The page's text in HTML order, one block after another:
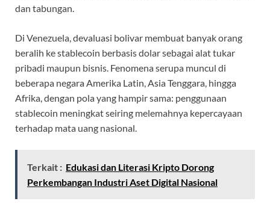
dan tabungan.
Di Venezuela, devaluasi bolivar membuat banyak orang
beralih ke stablecoin berbasis dolar sebagai alat tukar
pribadi maupun bisnis. Fenomena serupa muncul di
beberapa negara Amerika Latin, Asia Tenggara, hingga
Afrika, dengan pola yang hampir sama: penggunaan
stablecoin meningkat seiring melemahnya kepercayaan
terhadap mata uang nasional.
Terkait : Edukasi dan Literasi Kripto Dorong
Perkembangan Industri Aset Digital Nasional